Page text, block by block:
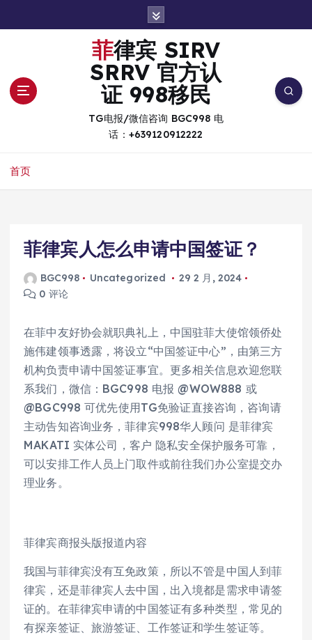
菲律宾 SIRV
SRRV 官方认
证 998移民
TG电报/微信咨询 BGC998 电
话：+639120912222
首页
菲律宾人怎么申请中国签证？
BGC998 Uncategorized
29 2 月, 2024
0 评论
在菲中友好协会就职典礼上，中国驻菲大使馆领侨处
施伟建领事透露，将设立“中国签证中心”，由第三方
机构负责申请中国签证事宜。更多相关信息欢迎您联
系我们，微信：BGC998 电报 @WOW888 或
@BGC998 可优先使用TG免验证直接咨询，咨询请
主动告知咨询业务，菲律宾998华人顾问 是菲律宾
MAKATI 实体公司，客户 隐私安全保护服务可靠，
可以安排工作人员上门取件或前往我们办公室提交办
理业务。
菲律宾商报头版报道内容
我国与菲律宾没有互免政策，所以不管是中国人到菲
律宾，还是菲律宾人去中国，出入境都是需求申请签
证的。在菲律宾申请的中国签证有多种类型，常见的
有探亲签证、旅游签证、工作签证和学生签证等。